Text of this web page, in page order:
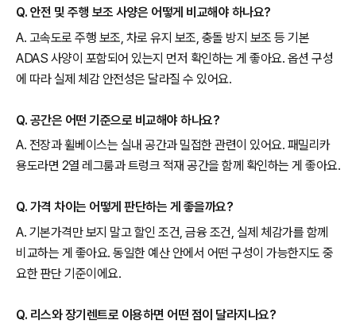
Q. 안전 및 주행 보조 사양은 어떻게 비교해야 하나요?
A. 고속도로 주행 보조, 차로 유지 보조, 충돌 방지 보조 등 기본
ADAS 사양이 포함되어 있는지 먼저 확인하는 게 좋아요. 옵션 구성
에 따라 실제 체감 안전성은 달라질 수 있어요.
Q. 공간은 어떤 기준으로 비교해야 하나요?
A. 전장과 휠베이스는 실내 공간과 밀접한 관련이 있어요. 패밀리카
용도라면 2열 레그룸과 트렁크 적재 공간을 함께 확인하는 게 좋아요.
Q. 가격 차이는 어떻게 판단하는 게 좋을까요?
A. 기본가격만 보지 말고 할인 조건, 금융 조건, 실제 체감가를 함께
비교하는 게 좋아요. 동일한 예산 안에서 어떤 구성이 가능한지도 중
요한 판단 기준이에요.
Q. 리스와 장기렌트로 이용하면 어떤 점이 달라지나요?